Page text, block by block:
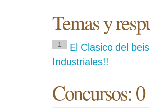
Temas y
1
El Clasico del
Industriales!!
Concursos: 0